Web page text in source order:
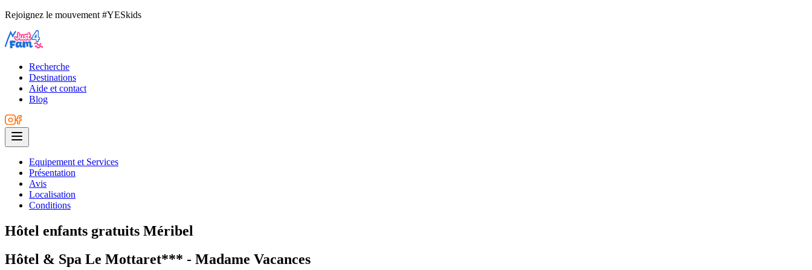
Rejoignez le mouvement #YESkids
Recherche
Destinations
Aide et contact
Blog
Equipement et Services
Présentation
Avis
Localisation
Conditions
Hôtel enfants gratuits Méribel
Hôtel & Spa Le Mottaret*** - Madame Vacances